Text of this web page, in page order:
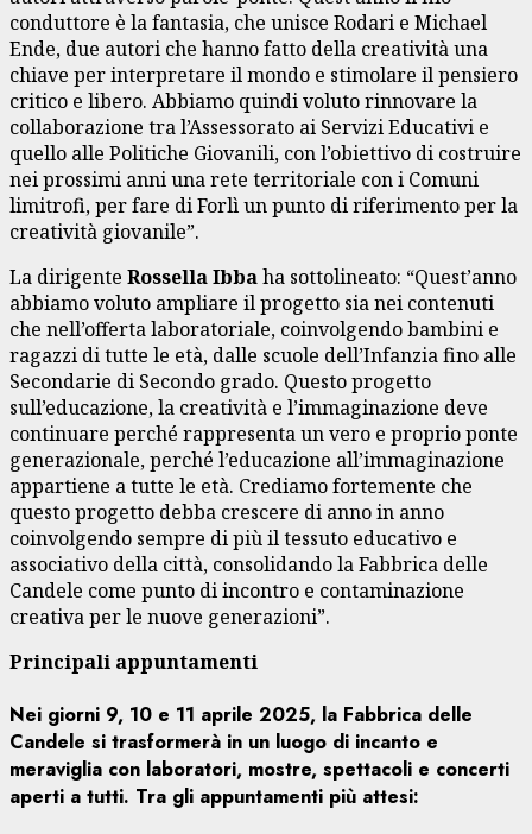
conduttore è la fantasia, che unisce Rodari e Michael
Ende, due autori che hanno fatto della creatività una
chiave per interpretare il mondo e stimolare il pensiero
critico e libero. Abbiamo quindi voluto rinnovare la
collaborazione tra l’Assessorato ai Servizi Educativi e
quello alle Politiche Giovanili, con l’obiettivo di costruire
nei prossimi anni una rete territoriale con i Comuni
limitrofi, per fare di Forlì un punto di riferimento per la
creatività giovanile”.
La dirigente Rossella Ibbaha sottolineato: “Quest’anno
abbiamo voluto ampliare il progetto sia nei contenuti
che nell’offerta laboratoriale, coinvolgendo bambini e
ragazzi di tutte le età, dalle scuole dell’Infanzia fino alle
Secondarie di Secondo grado. Questo progetto
sull’educazione, la creatività e l’immaginazione deve
continuare perché rappresenta un vero e proprio ponte
generazionale, perché l’educazione all’immaginazione
appartiene a tutte le età. Crediamo fortemente che
questo progetto debba crescere di anno in anno
coinvolgendo sempre di più il tessuto educativo e
associativo della città, consolidando la Fabbrica delle
Candele come punto di incontro e contaminazione
creativa per le nuove generazioni”.
Principali appuntamenti
Nei giorni 9, 10 e 11 aprile 2025, la Fabbrica delle
Candele si trasformerà in un luogo di incanto e
meraviglia con laboratori, mostre, spettacoli e concerti
aperti a tutti. Tra gli appuntamenti più attesi: